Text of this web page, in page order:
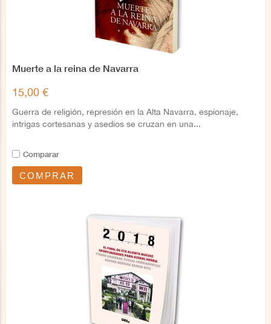
Muerte a la reina de Navarra
15,00 €
Guerra de religión, represión en la Alta Navarra, espionaje,
intrigas cortesanas y asedios se cruzan en una...
Comparar
COMPRAR